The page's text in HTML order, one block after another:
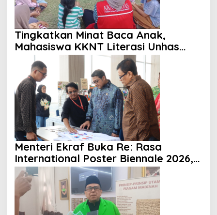
Tingkatkan Minat Baca Anak,
Mahasiswa KKNT Literasi Unhas
Gelar Program Membaca Nyaring di
Lima Dusun Desa Laikang
Menteri Ekraf Buka Re: Rasa
International Poster Biennale 2026,
Paramadina Dorong Diplomasi
Budaya Visual